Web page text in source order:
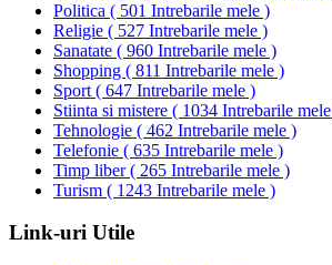
Politica ( 501 Intrebarile mele )
Religie ( 527 Intrebarile mele )
Sanatate ( 960 Intrebarile mele )
Shopping ( 811 Intrebarile mele )
Sport ( 647 Intrebarile mele )
Stiinta si mistere ( 1034 Intrebarile mele
Tehnologie ( 462 Intrebarile mele )
Telefonie ( 635 Intrebarile mele )
Timp liber( 265 Intrebarile mele )
Turism ( 1243 Intrebarile mele )
Link-uri Utile